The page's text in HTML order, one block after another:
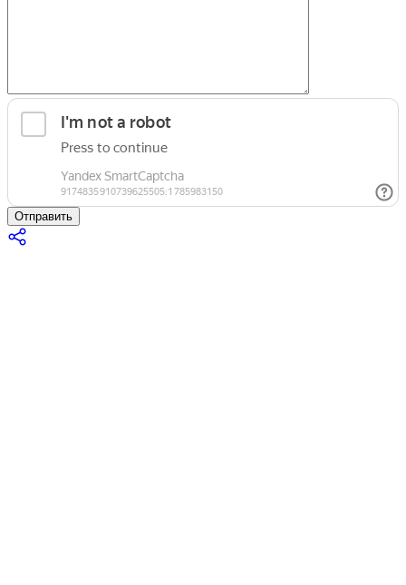
Отправить